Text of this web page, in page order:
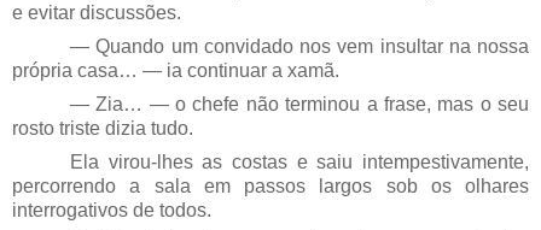
e evitar discussões.
— Quando um convidado nos vem insultar na nossa
própria casa… — ia continuar a xamã.
— Zia… — o chefe não terminou a frase, mas o seu
rosto triste dizia tudo.
Ela virou-lhes as costas e saiu intempestivamente,
percorrendo a sala em passos largos sob os olhares
interrogativos de todos.